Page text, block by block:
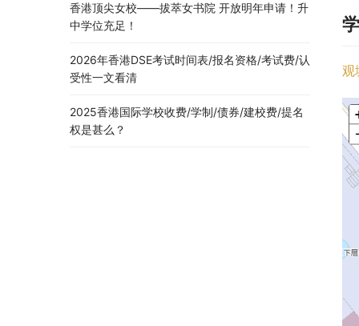
观
香港顶尖女校——拔萃女书院 开放明年申请！升
中学位充足！
2026年香港DSE考试时间表/报名资格/考试费/认
受性一文看清
2025香港国际学校收费/学制/债券/建校费/提名
权是甚么？